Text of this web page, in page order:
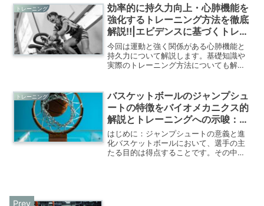
に…」と戸惑うこともしばしば。そんな
悩みを解決してくれるのが、今、...
トレーニング
効率的に持久力向上・心肺機能を
強化するトレーニング方法を徹底
解説‼|エビデンスに基づくトレー
ニング解説
今回は運動と強く関係がある心肺機能と
持久力について解説します。基礎知識や
実際のトレーニング方法についても解説
トレーニング
バスケットボールのジャンプシュ
ートの特徴をバイオメカニクス的
解説とトレーニングへの示唆：普
通のジャンプとの違いとは⁉
はじめに：ジャンプシュートの意義と進
化バスケットボールにおいて、選手の主
たる目的は得点することです。その中心